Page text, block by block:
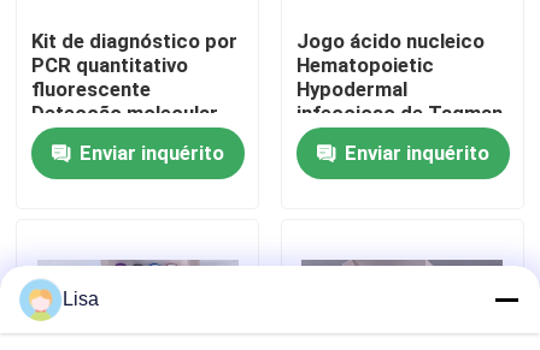
Excursão da fábrica
Controle da qualidade
Contacte-nos
Notícia
Casos
Kit de diagnóstico por
PCR quantitativo
fluorescente
Detecção molecular
de patógenos
aquáticos 48
testes/Kit Diagnóstico
Enviar inquérito
Jogo ácido nucleico
Hematopoietic
Hypodermal
infeccioso de Taqman
QPCR do vírus da
necrose (IHHNV)
Enviar inquérito
Lisa